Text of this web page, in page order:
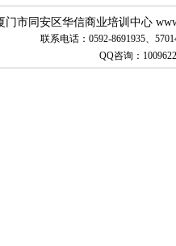
门市同安区华信商业培训中心
联系电话：0592-8691935、
QQ咨询：